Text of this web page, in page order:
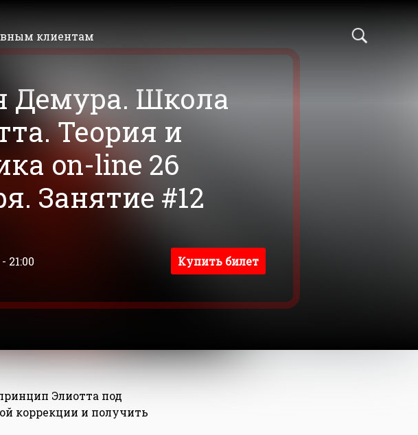
клиентам
Демура. Школа
Теория и
on-line 26
Занятие #12
21:00
Купить билет
Элиотта под
коррекции и получить